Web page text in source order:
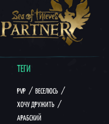
ТЕГИ
PVP
ВЕСЕЛЮСЬ
ХОЧУ ДРУЖИТЬ
АРАБСКИЙ